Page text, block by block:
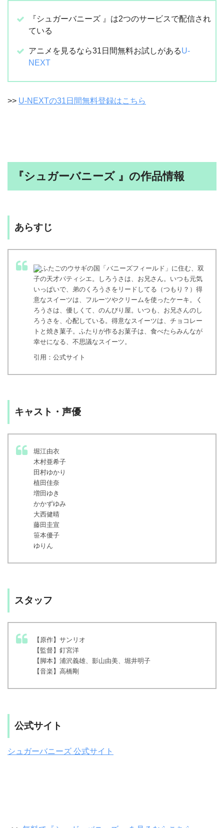
『シュガーバニーズ 』は2つのサービスで配信され
ている
アニメを見るなら31日間無料お試しがあるU-
NEXT
>> U-NEXTの31日間無料登録はこちら
『シュガーバニーズ 』の作品情報
あらすじ
ふたごのウサギの国「バニーズフィールド」に住む、双
子の天才パティシエ。しろうさは、お兄さん。いつも元気
いっぱいで、弟のくろうさをリードしてる（つもり？）得
意なスイーツは、フルーツやクリームを使ったケーキ。く
ろうさは、優しくて、のんびり屋。いつも、お兄さんのし
ろうさを、心配している。得意なスイーツは、チョコレー
トと焼き菓子。ふたりが作るお菓子は、食べたらみんなが
幸せになる、不思議なスイーツ。
引用：公式サイト
キャスト・声優
堀江由衣
木村亜希子
田村ゆかり
植田佳奈
増田ゆき
かかずゆみ
大西健晴
藤田圭宣
笹本優子
ゆりん
スタッフ
【原作】サンリオ
【監督】釘宮洋
【脚本】浦沢義雄、影山由美、堀井明子
【音楽】高橋剛
公式サイト
シュガーバニーズ 公式サイト